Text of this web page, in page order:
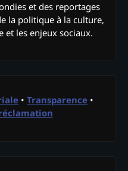
et des reportages
la politique à la culture,
et les enjeux sociaux.
• Transparence •